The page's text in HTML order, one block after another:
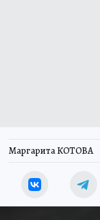
Маргарита КОТОВА